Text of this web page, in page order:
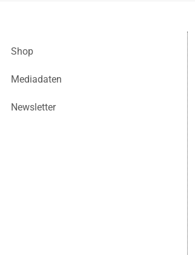
Shop
Mediadaten
Newsletter